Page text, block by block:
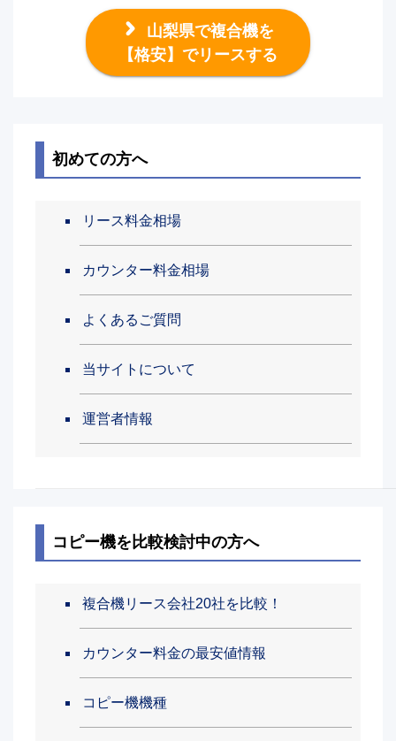
山梨県で複合機を
【格安】でリースする
初めての方へ
リース料金相場
カウンター料金相場
よくあるご質問
当サイトについて
運営者情報
コピー機を比較検討中の方へ
複合機リース会社20社を比較！
カウンター料金の最安値情報
コピー機機種